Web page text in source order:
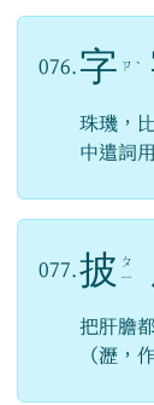
076. 字 ㄗ ˋ
珠璣，
中遣詞
077. 披 ㄆ
ㄧ
把肝膽
（瀝，